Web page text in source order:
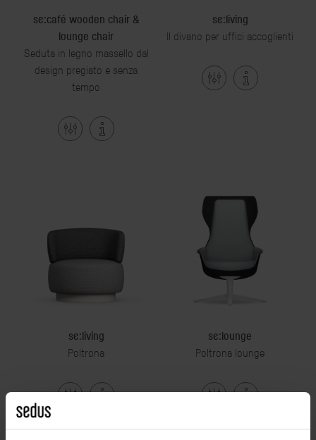
se:café wooden chair &
lounge chair
Seduta in legno massello dal
design pregiato e senza
tempo
se:living
Il divano per uffici accoglienti
se:living
Poltrona
se:lounge
Poltrona lounge